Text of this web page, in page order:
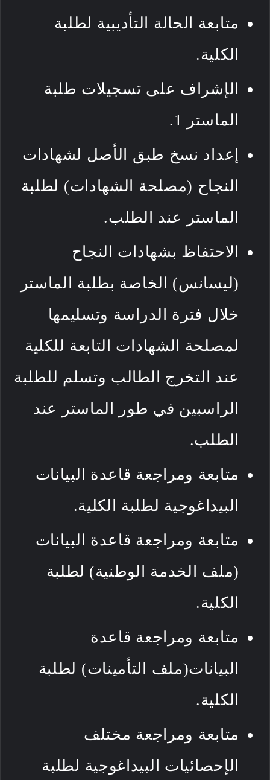
متابعة الحالة التأديبية لطلبة
الكلية.
الإشراف على تسجيلات طلبة
الماستر 1.
إعداد نسخ طبق الأصل لشهادات
النجاح (مصلحة الشهادات) لطلبة
الماستر عند الطلب.
الاحتفاظ بشهادات النجاح
(ليسانس) الخاصة بطلبة الماستر
خلال فترة الدراسة وتسليمها
لمصلحة الشهادات التابعة للكلية
عند التخرج الطالب وتسلم للطلبة
الراسبين في طور الماستر عند
الطلب.
متابعة ومراجعة قاعدة البيانات
البيداغوجية لطلبة الكلية.
متابعة ومراجعة قاعدة البيانات
(ملف الخدمة الوطنية) لطلبة
الكلية.
متابعة ومراجعة قاعدة
البيانات(ملف التأمينات) لطلبة
الكلية.
متابعة ومراجعة مختلف
الإحصائيات البيداغوجية لطلبة